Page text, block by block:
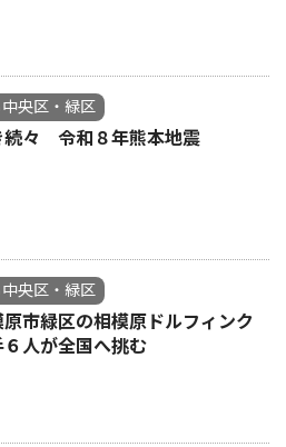
央区・緑区
続々 令和８年熊本地震
央区・緑区
市緑区の相模原ドルフィンク
６人が全国へ挑む